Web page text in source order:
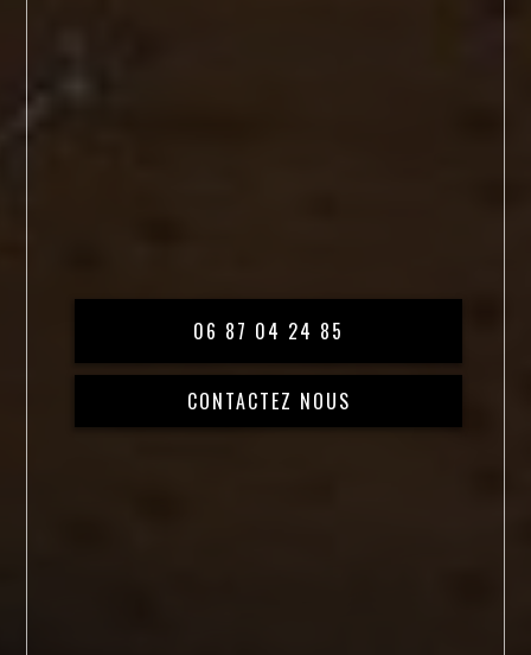
06 87 04 24 85
CONTACTEZ NOUS